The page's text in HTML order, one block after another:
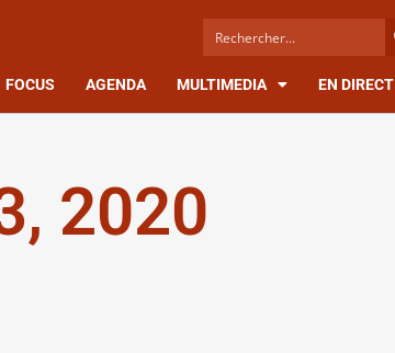
FOCUS AGENDA MULTIMEDIA EN DIRECT
2020